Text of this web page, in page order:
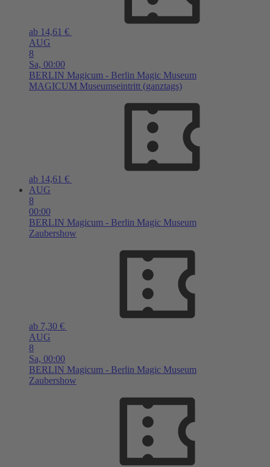
ab 14,61 €
AUG
8
Sa, 00:00
BERLIN Magicum - Berlin Magic Museum
MAGICUM Museumseintritt (ganztags)
ab 14,61 €
AUG
8
00:00
BERLIN Magicum - Berlin Magic Museum
Zaubershow
ab 7,30 €
AUG
8
Sa, 00:00
BERLIN Magicum - Berlin Magic Museum
Zaubershow